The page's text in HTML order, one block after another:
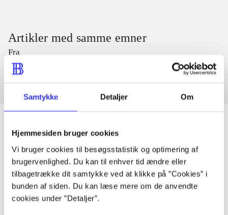
Samtykke Detaljer Om
Hjemmesiden bruger cookies
Vi bruger cookies til besøgsstatistik og optimering af
brugervenlighed. Du kan til enhver tid ændre eller
tilbagetrække dit samtykke ved at klikke på ”Cookies” i
bunden af siden. Du kan læse mere om de anvendte
cookies under ”Detaljer”.
Artikler med samme emner
Fra
Artikler
Alle registrerede artikler fordelt på udgivelser
...